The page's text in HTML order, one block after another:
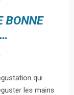
BONNE
qui
les mains